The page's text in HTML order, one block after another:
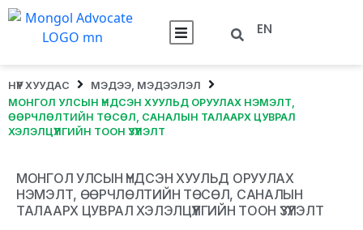
EN
НҮҮР ХУУДАС
МЭДЭЭ, МЭДЭЭЛЭЛ
МОНГОЛ УЛСЫН ҮНДСЭН ХУУЛЬД ОРУУЛАХ НЭМЭЛТ,
ӨӨРЧЛӨЛТИЙН ТӨСӨЛ, САНАЛЫН ТАЛААРХ ЦУВРАЛ
ХЭЛЭЛЦҮҮЛГИЙН ТООН ҮЗҮҮЛЭЛТ
МОНГОЛ УЛСЫН ҮНДСЭН ХУУЛЬД ОРУУЛАХ
НЭМЭЛТ, ӨӨРЧЛӨЛТИЙН ТӨСӨЛ, САНАЛЫН
ТАЛААРХ ЦУВРАЛ ХЭЛЭЛЦҮҮЛГИЙН ТООН ҮЗҮҮЛЭЛТ